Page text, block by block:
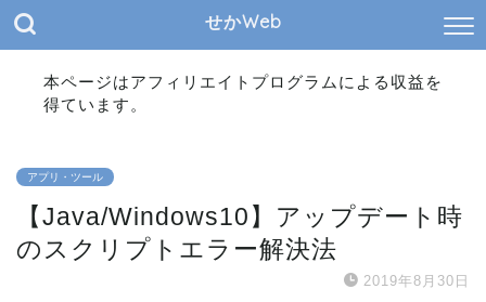
せかWeb
本ページはアフィリエイトプログラムによる収益を
得ています。
アプリ・ツール
【Java/Windows10】アップデート時
のスクリプトエラー解決法
2019年8月30日